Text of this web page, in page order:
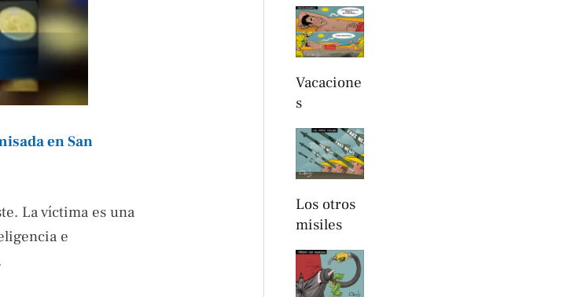
en San
La víctima es una
e
Vacacione
s
Los otros
misiles